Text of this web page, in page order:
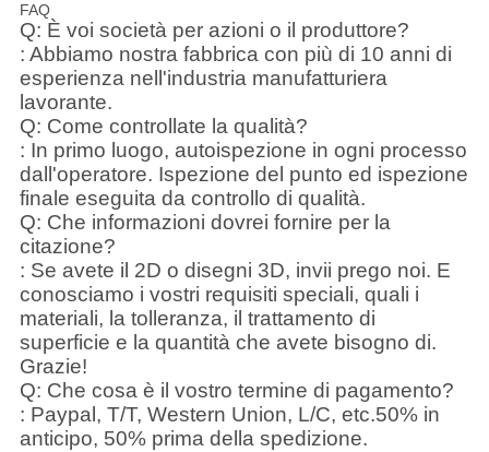
FAQ
Q: È voi società per azioni o il produttore?
: Abbiamo nostra fabbrica con più di 10 anni di
esperienza nell'industria manufatturiera
lavorante.
Q: Come controllate la qualità?
: In primo luogo, autoispezione in ogni processo
dall'operatore. Ispezione del punto ed ispezione
finale eseguita da controllo di qualità.
Q: Che informazioni dovrei fornire per la
citazione?
: Se avete il 2D o disegni 3D, invii prego noi. E
conosciamo i vostri requisiti speciali, quali i
materiali, la tolleranza, il trattamento di
superficie e la quantità che avete bisogno di.
Grazie!
Q: Che cosa è il vostro termine di pagamento?
: Paypal, T/T, Western Union, L/C, etc.50% in
anticipo, 50% prima della spedizione.